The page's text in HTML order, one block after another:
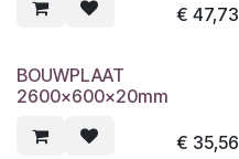
€ 47,73
BOUWPLAAT
2600x600x20mm
€ 35,56